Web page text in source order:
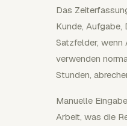
Das
Kunde,
Satzfelder,
verwenden
Stunden,
Manuelle
Arbeit, was die